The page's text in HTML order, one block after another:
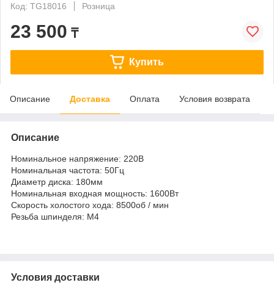
Код: TG18016
Розница
23 500 ₸
Купить
Описание Доставка Оплата Условия возврата
Описание
Номинальное напряжение: 220В
Номинальная частота: 50Гц
Диаметр диска: 180мм
Номинальная входная мощность: 1600Вт
Скорость холостого хода: 8500об / мин
Резьба шпинделя: M4
Условия доставки